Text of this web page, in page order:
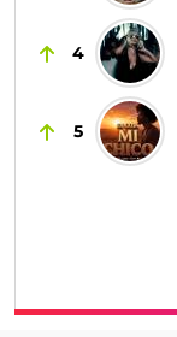
4
5